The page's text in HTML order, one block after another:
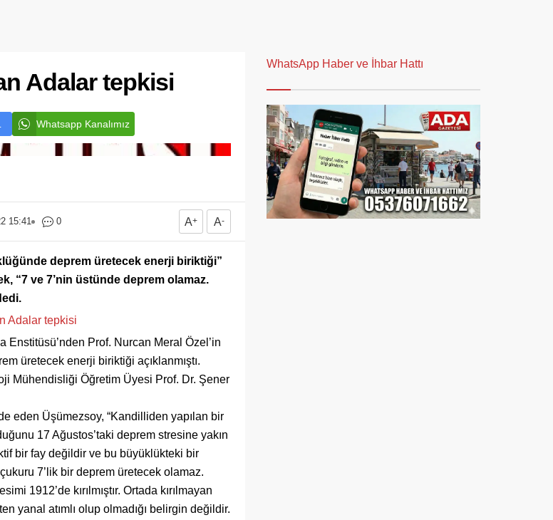
Adalar tepkisi
Whatsapp Kanalımız
15:41 0 A+ A-
deprem üretecek enerji biriktiği”
“7 ve 7’nin üstünde deprem olamaz.
Prof. Nurcan Meral Özel’in
üretecek enerji biriktiği açıklanmıştı.
Mühendisliği Öğretim Üyesi Prof. Dr. Şener
eden Üşümezsoy, “Kandilliden yapılan bir
17 Ağustos’taki deprem stresine yakın
bir fay değildir ve bu büyüklükteki bir
7’lik bir deprem üretecek olamaz.
1912’de kırılmıştır. Ortada kırılmayan
yanal atımlı olup olmadığı belirgin değildir.
WhatsApp Haber ve İhbar Hattı